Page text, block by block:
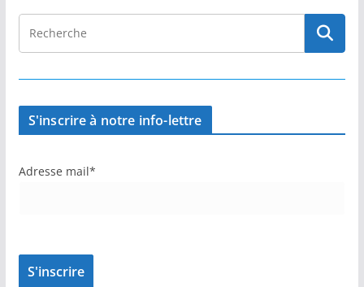
S'inscrire à notre info-lettre
Adresse mail*